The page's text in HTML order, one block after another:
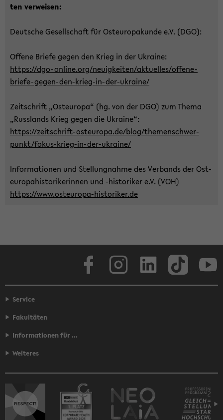
ten ver­wei­sen:
Deut­sche Ge­sell­schaft für Ost­eu­ro­pa­kun­de e.V. (DGO):
Of­fe­ne Brie­fe gegen den Krieg in der Ukrai­ne:
https://dgo-​online.org/neu­ig­kei­ten/ak­tu­el­les/offene-​
briefe-gegen-den-krieg-in-der-ukraine/
Zeit­schrift „Ost­eu­ro­pa“ (hg. von der DGO) zum Thema
„Russ­lands Krieg gegen die Ukrai­ne“:
https://zeitschrift-​osteuropa.de/blog/the­men­schwer­
punkt/fokus-​krieg-in-der-ukraine/
In­for­ma­tio­nen und Stel­lung­nah­me des Ver­bands der Ost­
eu­ro­pa­his­to­ri­ke­rin­nen und -​historiker e.V. (VOH)
https://www.osteuropa-​historiker.de
Face­book
Service
Fakultäten
Informationen für ...
Weiteres